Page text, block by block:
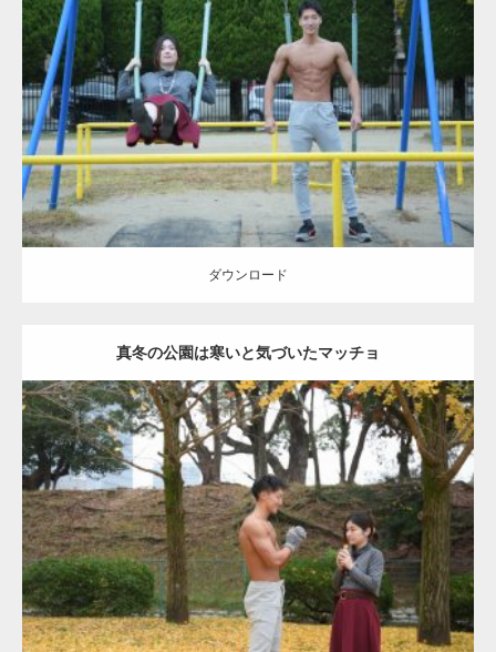
Update: 2021.07.6
Category:公園のマッチョ その他 AKIHITO(細マッチョ) 腹筋 大胸筋
ダウンロード
ダウンロード
真冬の公園は寒いと気づいたマッチョ
Update: 2021.07.8
Category:公園のマッチョ その他 AKIHITO(細マッチョ) 上腕三頭筋
肩
ダウンロード